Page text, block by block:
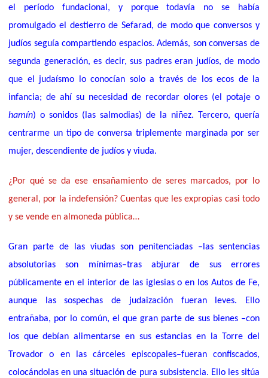
el período fundacional, y porque todavía no se había
promulgado el destierro de Sefarad, de modo que conversos y
judíos seguía compartiendo espacios. Además, son conversas de
segunda generación, es decir, sus padres eran judíos, de modo
que el judaísmo lo conocían solo a través de los ecos de la
infancia; de ahí su necesidad de recordar olores (el potaje o
hamín) o sonidos (las salmodias) de la niñez. Tercero, quería
centrarme un tipo de conversa triplemente marginada por ser
mujer, descendiente de judíos y viuda.
¿Por qué se da ese ensañamiento de seres marcados, por lo
general, por la indefensión? Cuentas que les expropias casi todo
y se vende en almoneda pública…
Gran parte de las viudas son penitenciadas –las sentencias
absolutorias son mínimas–tras abjurar de sus errores
públicamente en el interior de las iglesias o en los Autos de Fe,
aunque las sospechas de judaización fueran leves. Ello
entrañaba, por lo común, el que gran parte de sus bienes –con
los que debían alimentarse en sus estancias en la Torre del
Trovador o en las cárceles episcopales–fueran confiscados,
colocándolas en una situación de pura subsistencia. Ello les sitúa